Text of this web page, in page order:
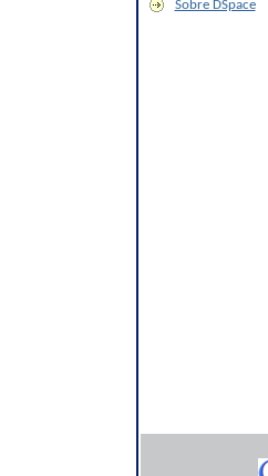
Sobre DSpace